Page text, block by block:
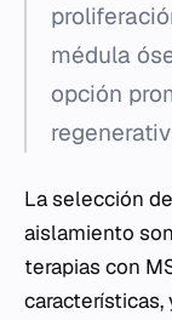
médula
opción
La selección
aislamiento
terapias con
características,